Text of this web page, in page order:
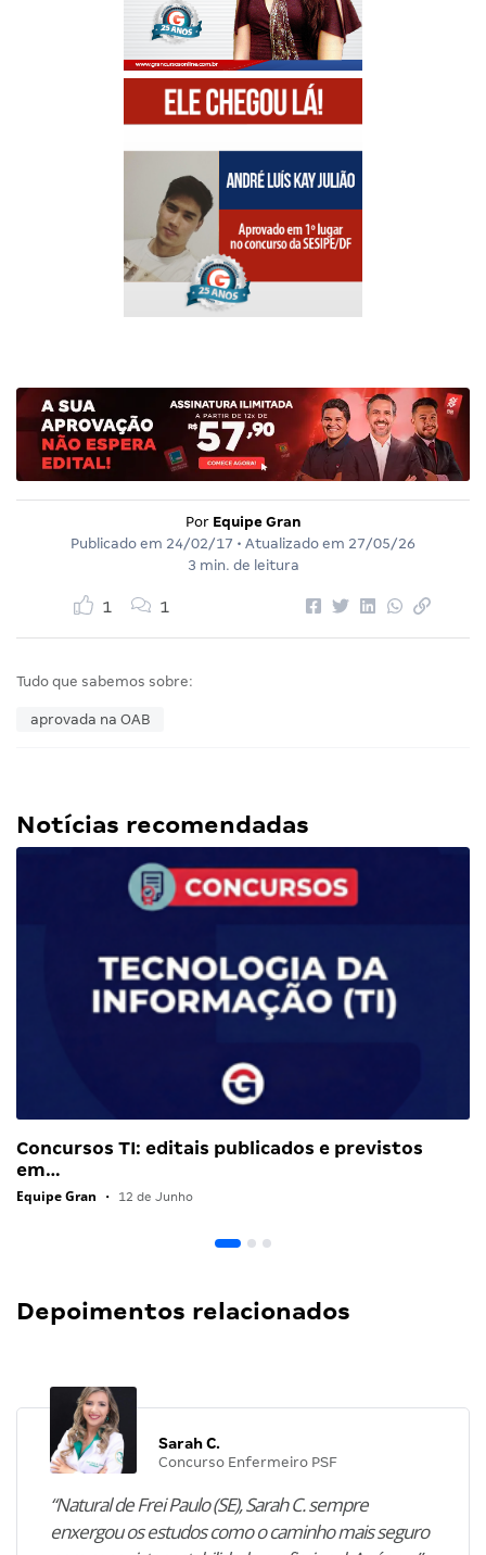
Por Equipe Gran
Publicado em 24/02/17 • Atualizado em 27/05/26
3 min. de leitura
1 1
Tudo que sabemos sobre:
aprovada na OAB
Notícias recomendadas
Concursos TI: editais publicados e previstos
em…
Equipe Gran • 12 de Junho
Depoimentos relacionados
Sarah C.
Concurso Enfermeiro PSF
“Natural de Frei Paulo (SE), Sarah C. sempre
enxergou os estudos como o caminho mais seguro